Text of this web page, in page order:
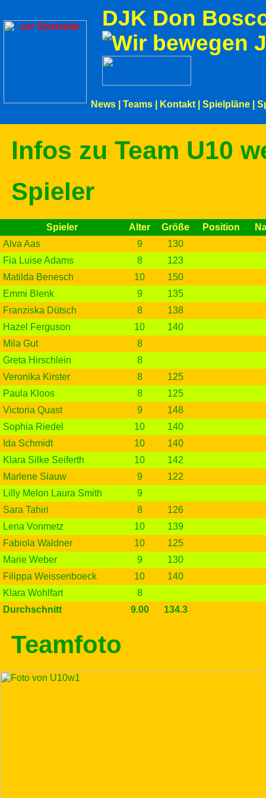
DJK Don
News Teams Kontakt Spielpläne
Infos zu Team U10
Spieler
Spieler Alter Größe Position
Alva Aas
9
130
Fia Luise Adams
8
123
Matilda Benesch
10
150
Emmi Blenk
9
135
Franziska Dütsch
8
138
Hazel Ferguson
10
140
Mila Gut
8
Greta Hirschlein
8
Veronika Kirster
8
125
Paula Kloos
8
125
Victoria Quast
9
148
Sophia Riedel
10
140
Ida Schmidt
10
140
Klara Silke Seiferth
10
142
Marlene Siauw
9
122
Lilly Melon Laura Smith
9
Sara Tahiri
8
126
Lena Vonmetz
10
139
Fabiola Waldner
10
125
Marie Weber
9
130
Filippa Weissenboeck
10
140
Klara Wohlfart
8
Durchschnitt
9.00 134.3
Teamfoto